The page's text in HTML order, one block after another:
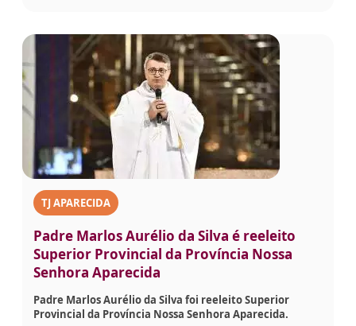
TJ APARECIDA
Padre Marlos Aurélio da Silva é reeleito
Superior Provincial da Província Nossa
Senhora Aparecida
Padre Marlos Aurélio da Silva foi reeleito Superior
Provincial da Província Nossa Senhora Aparecida.